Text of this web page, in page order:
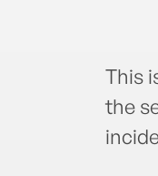
This
the